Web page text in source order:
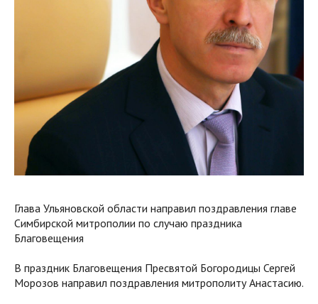
Глава Ульяновской области направил поздравления главе
Симбирской митрополии по случаю праздника
Благовещения
В праздник Благовещения Пресвятой Богородицы Сергей
Морозов направил поздравления митрополиту Анастасию.